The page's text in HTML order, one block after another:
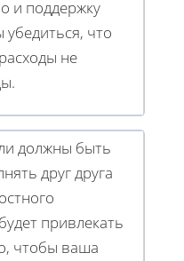
и поддержку
убедиться, что
не
должны быть
друг друга
привлекать
чтобы ваша